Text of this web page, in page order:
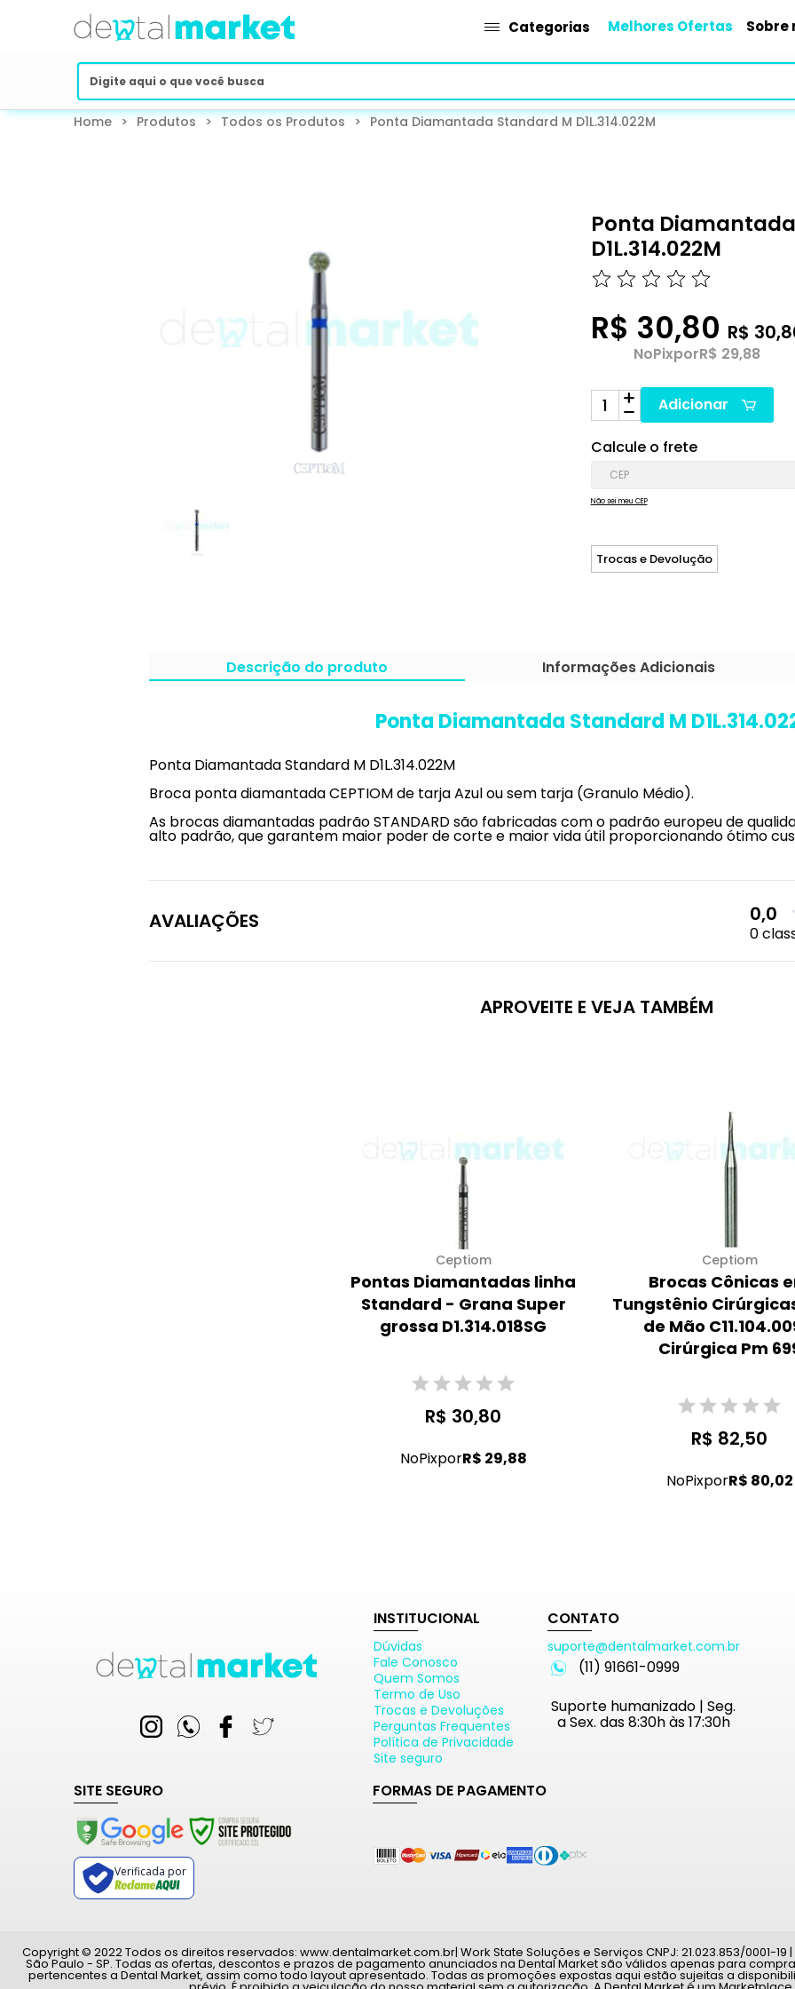
Categorias Melhores Ofertas Sobre
Home > Produtos > Todos os Produtos > Ponta Diamantada Standard M D1L.314.022M
Ponta
D1L.314.022M
R$ 30,80 R$
NoPixporR$ 29,88
Adicionar
Calcule o frete
Não sei meu CEP
Trocas e Devolução
Descrição do produto Informações Adicionais
Ponta Diamantada Standard M
Ponta Diamantada Standard M D1L.314.022M
Broca ponta diamantada CEPTIOM de tarja Azul ou sem tarja (Granulo Médio).
As brocas diamantadas padrão STANDARD são fabricadas com o padrão europeu de
alto padrão, que garantem maior poder de corte e maior vida útil proporcionando ótimo
AVALIAÇÕES 0,0
0
APROVEITE E VEJA TAMBÉM
Ceptiom
Pontas Diamantadas linha
Standard - Grana Super
grossa D1.314.018SG
R$ 30,80
NoPixporR$ 29,88
Ceptiom
Brocas Cônicas
Tungstênio
de Mão
Cirúrgica Pm
R$ 82,50
NoPixporR$ 80,02
INSTITUCIONAL
Dúvidas
Fale Conosco
Quem Somos
Termo de Uso
Trocas e Devoluções
Perguntas Frequentes
Política de Privacidade
Site seguro
CONTATO
suporte@dentalmarket.com.br
(11) 91661-0999
Suporte humanizado | Seg.
a Sex. das 8:30h às 17:30h
SITE SEGURO
Verificada por
FORMAS DE PAGAMENTO
Copyright © 2022 Todos os direitos reservados: www.dentalmarket.com.br| Work State Soluções e Serviços CNPJ: 21.023.853/0001-19 |
São Paulo - SP. Todas as ofertas, descontos e prazos de pagamento anunciados na Dental Market são válidos apenas para
pertencentes a Dental Market, assim como todo layout apresentado. Todas as promoções expostas aqui estão sujeitas a